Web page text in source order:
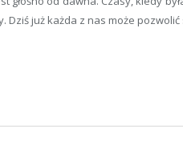
Dziś już każda z nas może